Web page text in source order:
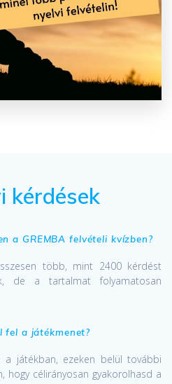
kérdések
a GREMBA felvételi kvízben?
több, mint 2400 kérdést
de a tartalmat folyamatosan
fel a játékmenet?
a játékban, ezeken belül további
hogy célirányosan gyakorolhasd a